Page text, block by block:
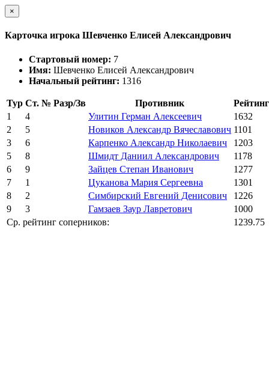
×
Карточка игрока Шевченко Елисей Александрович
Стартовый номер: 7
Имя: Шевченко Елисей Александрович
Начальный рейтинг: 1316
Тур Ст. № Разр/Зв Противник
Рейтинг
1
4 Улитин Герман Алексеевич
1632
2
5 Новиков Александр Вячеславович 1101
3
6 Карпенко Александр Николаевич
1203
5
8 Шмидт Даниил Александрович
1178
6
9 Зайцев Степан Иванович
1277
7
1 Цуканова Мария Сергеевна
1301
8
2 Симбирский Евгений Денисович
1226
9
3 Гамзаев Заур Лавретович
1000
Ср. рейтинг соперников:
1239.75